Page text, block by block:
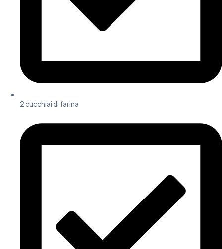
2 cucchiai di farina